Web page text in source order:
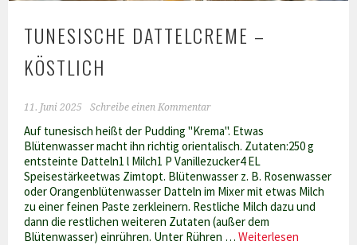
TUNESISCHE DATTELCREME –
KÖSTLICH
11. Juni 2025 Schreibe einen Kommentar
Auf tunesisch heißt der Pudding "Krema". Etwas
Blütenwasser macht ihn richtig orientalisch. Zutaten:250 g
entsteinte Datteln1 l Milch1 P Vanillezucker4 EL
Speisestärkeetwas Zimtopt. Blütenwasser z. B. Rosenwasser
oder Orangenblütenwasser Datteln im Mixer mit etwas Milch
zu einer feinen Paste zerkleinern. Restliche Milch dazu und
dann die restlichen weiteren Zutaten (außer dem
Blütenwasser) einrühren. Unter Rühren …Weiterlesen